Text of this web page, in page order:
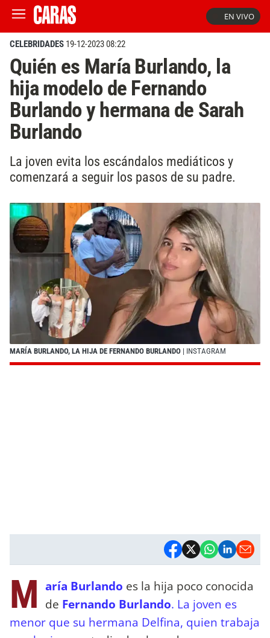
EN VIVO
CELEBRIDADES 19-12-2023 08:22
Quién es María Burlando, la
hija modelo de Fernando
Burlando y hermana de Sarah
Burlando
La joven evita los escándalos mediáticos y
comenzará a seguir los pasos de su padre.
MARÍA BURLANDO, LA HIJA DE FERNANDO BURLANDO | INSTAGRAM
M aría Burlando es la hija poco conocida
de Fernando Burlando. La joven es
menor que su hermana Delfina, quien trabaja